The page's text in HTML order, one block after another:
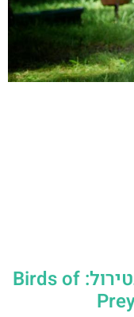
פארק הציפורים הדורסות בטירול: Birds of